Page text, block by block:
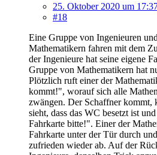
25. Oktober 2020 um
#18
Eine Gruppe von Ingenieuren
Mathematikern fahren mit dem
der Ingenieure hat seine eigene
Gruppe von Mathematikern hat
Plötzlich ruft einer der
kommt!", worauf sich alle
zwängen. Der Schaffner kommt,
sieht, dass das WC besetzt ist
Fahrkarte bitte!". Einer der
Fahrkarte unter der Tür durch
zufrieden wieder ab. Auf der